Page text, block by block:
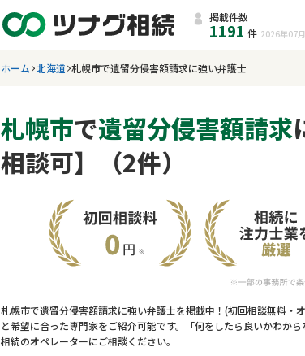
掲載件数
1191 件 2026年07月
ホーム 北海道 札幌市で遺留分侵害額請求に強い弁護士
札幌市で遺留分侵害額請求
相談可】（2件）
札幌市で遺留分侵害額請求に強い弁護士を掲載中！(初回相談無料
と希望に合った専門家をご紹介可能です。「何をしたら良いかわか
相続のオペレーターにご相談ください。